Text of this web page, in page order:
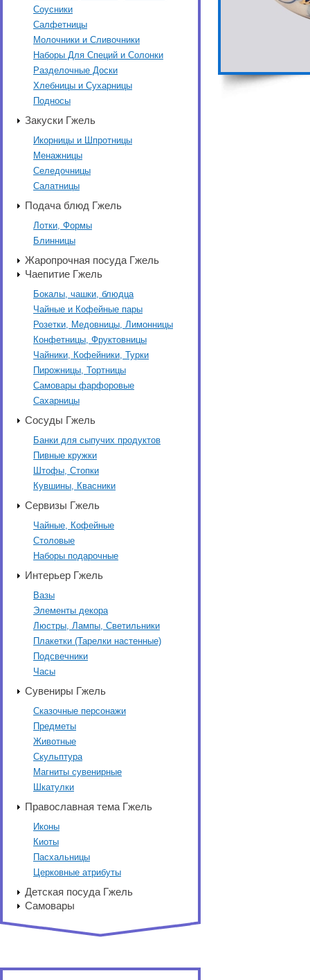
Соусники
Салфетницы
Молочники и Сливочники
Наборы Для Специй и Солонки
Разделочные Доски
Хлебницы и Сухарницы
Подносы
Закуски Гжель
Икорницы и Шпротницы
Менажницы
Селедочницы
Салатницы
Подача блюд Гжель
Лотки, Формы
Блинницы
Жаропрочная посуда Гжель
Чаепитие Гжель
Бокалы, чашки, блюдца
Чайные и Кофейные пары
Розетки, Медовницы, Лимонницы
Конфетницы, Фруктовницы
Чайники, Кофейники, Турки
Пирожницы, Тортницы
Самовары фарфоровые
Сахарницы
Сосуды Гжель
Банки для сыпучих продуктов
Пивные кружки
Штофы, Стопки
Кувшины, Квасники
Сервизы Гжель
Чайные, Кофейные
Столовые
Наборы подарочные
Интерьер Гжель
Вазы
Элементы декора
Люстры, Лампы, Светильники
Плакетки (Тарелки настенные)
Подсвечники
Часы
Сувениры Гжель
Сказочные персонажи
Предметы
Животные
Скульптура
Магниты сувенирные
Шкатулки
Православная тема Гжель
Иконы
Киоты
Пасхальницы
Церковные атрибуты
Детская посуда Гжель
Самовары